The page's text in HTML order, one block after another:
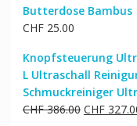
Butterdose Bambus
CHF25.00
Knopfsteuerung
L Ultraschall
Schmuckreiniger
CHF386.00 CHF